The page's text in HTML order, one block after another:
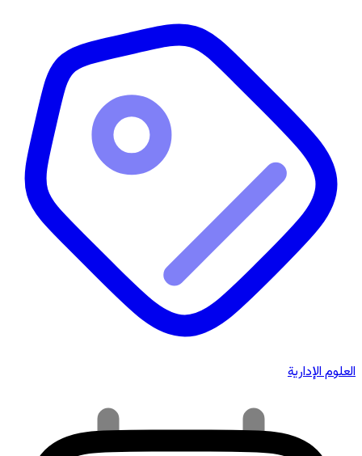
العلوم الإدارية